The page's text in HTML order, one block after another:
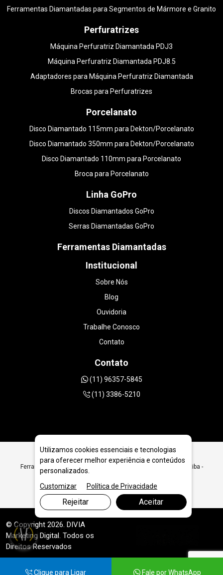
Ferramentas Diamantadas para Segmentos de Mármore e Granito
Perfuratrizes
Máquina Perfuratriz Diamantada PDJ3
Máquina Perfuratriz Diamantada PDJ8.5
Adaptadores para Máquina Perfuratriz Diamantada
Brocas para Perfuratrizes
Porcelanato
Disco Diamantado 115mm para Dekton/Porcelanato
Disco Diamantado 350mm para Dekton/Porcelanato
Disco Diamantado 110mm para Porcelanato
Broca para Porcelanato
Linha GoPro
Discos Diamantados GoPro
Serras Diamantadas GoPro
Ferramentas Diamantadas
Institucional
Sobre Nós
Blog
Ouvidoria
Trabalhe Conosco
Contato
Contato
(11) 96357-5845
(11) 3386-5210
Ferramentas Diamantadas para Pedreiras e Serrarias em Curitiba -
© Copyright 2026. DIVIA
Marketing Digital. Todos os
Direitos Reservados
Clique para Ligar Fale por WhatsApp
Utilizamos cookies essenciais e tecnologias
para oferecer melhor experiência e conteúdos
personalizados.
Customizar
Política de Privacidade
Rejeitar Aceitar